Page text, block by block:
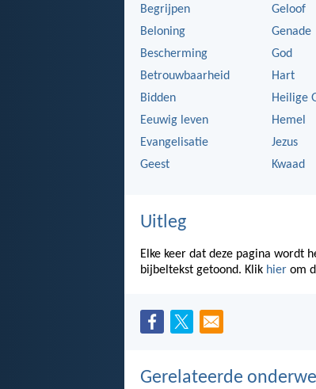
Begrijpen
Beloning
Bescherming
Betrouwbaarheid
Bidden
Eeuwig leven
Evangelisatie
Geest
Geloof
Genade
God
Hart
Heilige
Hemel
Jezus
Kwaad
Uitleg
Elke keer dat deze pagina wordt
bijbeltekst getoond. Klik hier om
Gerelateerde